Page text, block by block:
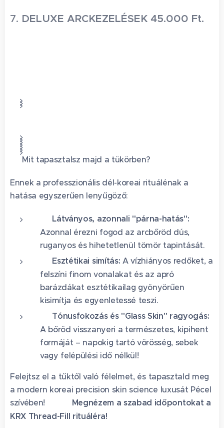
7. DELUXE ARCKEZELÉSEK 45.000 Ft.
🌟 Mit tapasztalsz majd a tükörben?
Ennek a professzionális dél-koreai rituálénak a
hatása egyszerűen lenyűgöző:
Látványos, azonnali "párna-hatás":
Azonnal érezni fogod az arcbőröd dús,
ruganyos és hihetetlenül tömör tapintását.
Esztétikai simítás: A vízhiányos redőket, a
felszíni finom vonalakat és az apró
barázdákat esztétikailag gyönyörűen
kisimítja és egyenletessé teszi.
Tónusfokozás és "Glass Skin" ragyogás:
A bőröd visszanyeri a természetes, kipihent
formáját – napokig tartó vörösség, sebek
vagy felépülési idő nélkül!
Felejtsz el a tűktől való félelmet, és tapasztald meg
a modern koreai precision skin science luxusát Pécel
szívében! 🥰
👉 Megnézem a szabad időpontokat a
KRX Thread-Fill rituáléra!